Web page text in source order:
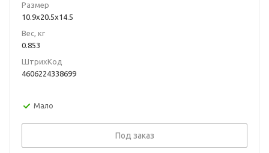
Размер
10.9x20.5x14.5
Вес, кг
0.853
ШтрихКод
4606224338699
Мало
Под заказ